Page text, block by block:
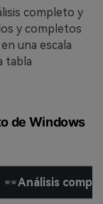
completo y
y completos
una escala
tabla
de Windows
👓Análisis